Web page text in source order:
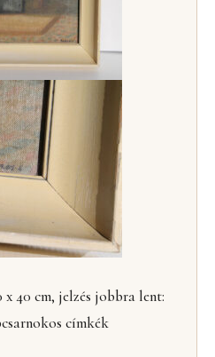
40 cm, jelzés jobbra lent:
címkék